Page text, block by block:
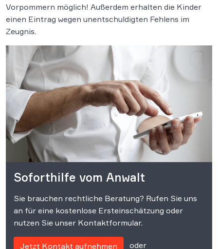
Vorpommern möglich! Außerdem erhalten die Kinder
einen Eintrag wegen unentschuldigten Fehlens im
Zeugnis.
Soforthilfe vom Anwalt
Sie brauchen rechtliche Beratung? Rufen Sie uns
an für eine kostenlose Ersteinschätzung oder
nutzen Sie unser Kontaktformular.
Jetzt Kontakt aufnehmen oder